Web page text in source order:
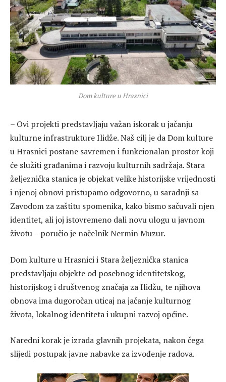
Dom kulture u Hrasnici
– Ovi projekti predstavljaju važan iskorak u jačanju
kulturne infrastrukture Ilidže. Naš cilj je da Dom kulture
u Hrasnici postane savremen i funkcionalan prostor koji
će služiti građanima i razvoju kulturnih sadržaja. Stara
željeznička stanica je objekat velike historijske vrijednosti
i njenoj obnovi pristupamo odgovorno, u saradnji sa
Zavodom za zaštitu spomenika, kako bismo sačuvali njen
identitet, ali joj istovremeno dali novu ulogu u javnom
životu – poručio je načelnik Nermin Muzur.
Dom kulture u Hrasnici i Stara željeznička stanica
predstavljaju objekte od posebnog identitetskog,
historijskog i društvenog značaja za Ilidžu, te njihova
obnova ima dugoročan uticaj na jačanje kulturnog
života, lokalnog identiteta i ukupni razvoj općine.
Naredni korak je izrada glavnih projekata, nakon čega
slijedi postupak javne nabavke za izvođenje radova.